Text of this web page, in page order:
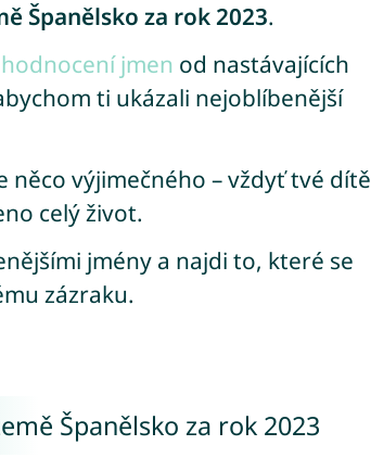
Španělsko za rok 2023.
jmen od nastávajících
ti ukázali nejoblíbenější
něco výjimečného – vždyť tvé dítě
celý život.
jmény a najdi to, které se
zázraku.
Španělsko za rok 2023